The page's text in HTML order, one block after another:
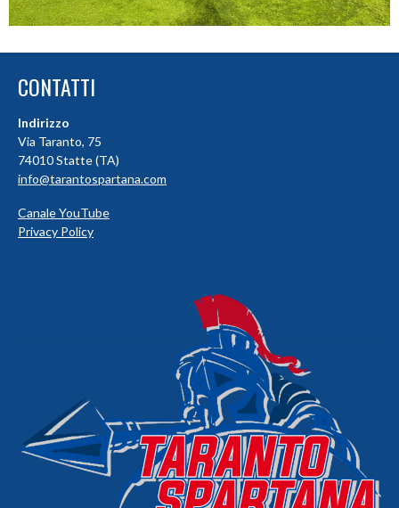
CONTATTI
Indirizzo
Via Taranto, 75
74010 Statte (TA)
info@tarantospartana.com
Canale YouTube
Privacy Policy